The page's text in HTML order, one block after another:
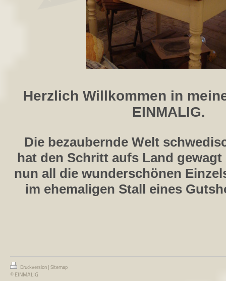
Herzlich Willkommen in
EINMALIG.
Die bezaubernde Welt
hat den Schritt aufs Land
nun all die wunderschönen
im ehemaligen Stall eines
Druckversion | Sitemap
© EINMALIG